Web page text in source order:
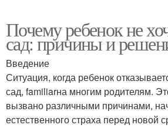
Почему ребенок не
сад: причины и
Введение
Ситуация, когда ребенок
сад, familiarна многим родителям.
вызвано различными причинами,
естественного страха перед новой